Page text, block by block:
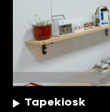
Tapekiosk